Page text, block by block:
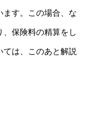
ます。この場合、な
、保険料の精算をし
は、このあと解説